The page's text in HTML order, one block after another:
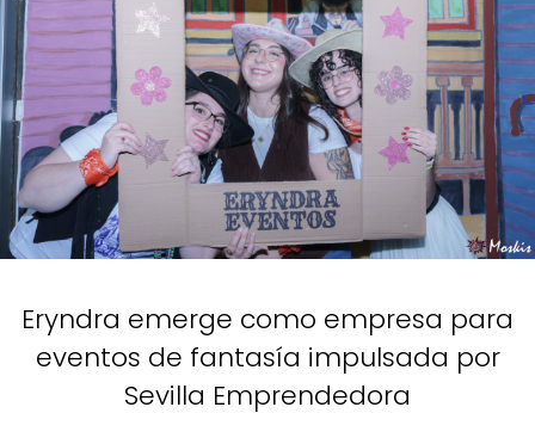
Eryndra emerge como empresa para
eventos de fantasía impulsada por
Sevilla Emprendedora